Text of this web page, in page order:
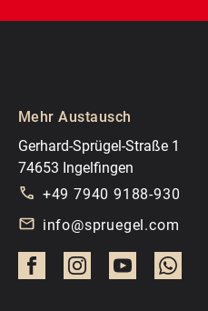
Mehr Austausch
Gerhard-Sprügel-Straße 1
74653 Ingelfingen
+49 7940 9188-930
info@spruegel.com